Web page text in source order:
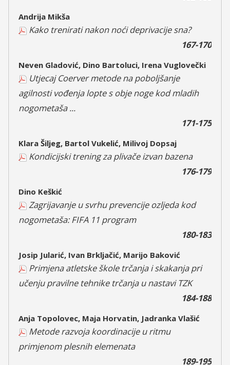
Andrija Mikša
Kako trenirati nakon noći deprivacije sna?
167-170
Neven Gladović, Dino Bartoluci, Irena Vuglovečki
Utjecaj Coerver metode na poboljšanje
agilnosti vođenja lopte s obje noge kod mladih
nogometaša ...
171-175
Klara Šiljeg, Bartol Vukelić, Milivoj Dopsaj
Kondicijski trening za plivače izvan bazena
176-179
Dino Keškić
Zagrijavanje u svrhu prevencije ozljeda kod
nogometaša: FIFA 11 program
180-183
Josip Jularić, Ivan Brkljačić, Marijo Baković
Primjena atletske škole trčanja i skakanja pri
učenju pravilne tehnike trčanja u nastavi TZK
184-188
Anja Topolovec, Maja Horvatin, Jadranka Vlašić
Metode razvoja koordinacije u ritmu
primjenom plesnih elemenata
189-195